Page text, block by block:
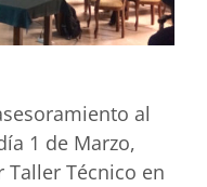
al
1 de Marzo,
Taller Técnico en